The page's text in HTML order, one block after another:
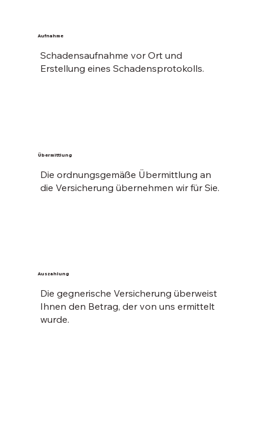
Aufnahme
Schadensaufnahme vor Ort und
Erstellung eines Schadensprotokolls.
Übermittlung
Die ordnungsgemäße Übermittlung an
die Versicherung übernehmen wir für Sie.
Auszahlung
Die gegnerische Versicherung überweist
Ihnen den Betrag, der von uns ermittelt
wurde.